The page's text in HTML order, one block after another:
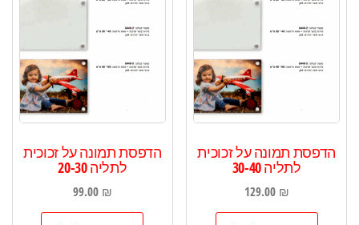
הדפסת תמונה על זכוכית
לתליה 30-40
129.00 ₪
הדפסת תמונה על זכוכית
לתליה 20-30
99.00 ₪